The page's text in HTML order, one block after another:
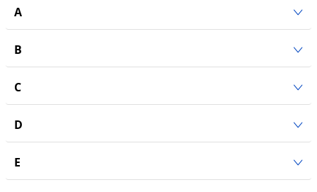
A
B
C
D
E